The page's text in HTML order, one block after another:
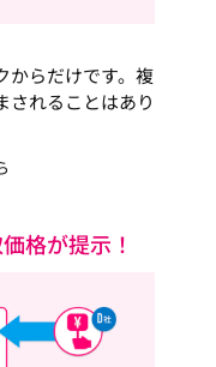
からだけです。複
されることはあり
格が提示！